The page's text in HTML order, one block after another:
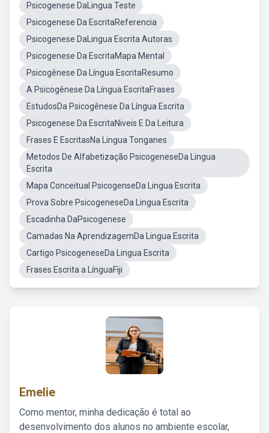
Psicogenese DaLingua Teste
Psicogenese Da EscritaReferencia
Psicogenese DaLingua Escrita Autoras
Psicogenese Da EscritaMapa Mental
Psicogênese Da Língua EscritaResumo
A Psicogênese Da Língua EscritaFrases
EstudosDa Psicogênese Da Língua Escrita
Psicogenese Da EscritaNiveis E Da Leitura
Frases E EscritasNa Lingua Tonganes
Metodos De Alfabetização PsicogeneseDa Lingua
Escrita
Mapa Conceitual PsicogenseDa Lingua Escrita
Prova Sobre PsicogeneseDa Lingua Escrita
Escadinha DaPsicogenese
Camadas Na AprendizagemDa Lingua Escrita
Cartigo PsicogeneseDa Lingua Escrita
Frases Escrita a LínguaFiji
Emelie
Como mentor, minha dedicação é total ao
desenvolvimento dos alunos no ambiente escolar,